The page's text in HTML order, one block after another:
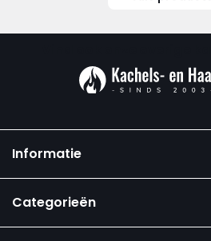
Informatie
Categorieën